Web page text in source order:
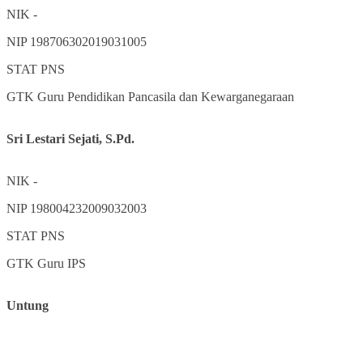
NIK -
NIP 198706302019031005
STAT PNS
GTK Guru Pendidikan Pancasila dan Kewarganegaraan
Sri Lestari Sejati, S.Pd.
NIK -
NIP 198004232009032003
STAT PNS
GTK Guru IPS
Untung